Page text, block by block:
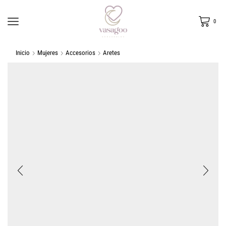
0
Inicio Mujeres Accesorios Aretes